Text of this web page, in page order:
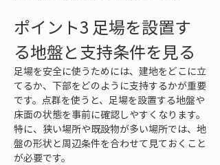
ポイント3 足場を設置す
る地盤と支持条件を見る
足場を安全に使うためには、建地をどこに立
てるか、下部をどのように支持するかが重要
です。点群を使うと、足場を設置する地盤や
床面の状態を事前に確認しやすくなります。
特に、狭い場所や既設物が多い場所では、地
盤の形状と周辺条件を合わせて見ておくこと
が必要です。